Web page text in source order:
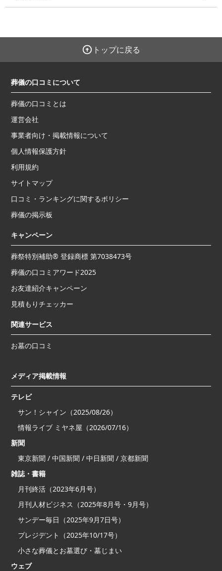
トップに戻る
葬儀の口コミについて
葬儀の口コミとは
運営会社
事業者向け・掲載情報について
個人情報保護方針
利用規約
サイトマップ
口コミ・ランキングに関するポリシー
葬儀の掲示板
キャンペーン
葬祭特別補助® 登録商標 第7038473号
葬儀の口コミアワード2025
お友達紹介キャンペーン
見積もりチェッカー
関連サービス
お墓の口コミ
メディア掲載情報
テレビ
サン！シャイン（2025/08/26）
情報ライブ ミヤネ屋（2026/07/16）
新聞
東京新聞 / 中国新聞 / 中日新聞 / 京都新聞
雑誌・書籍
月刊終活（2023年6月号）
月刊人材ビジネス（2025年8月号・9月号）
サンデー毎日（2025年9月7日号）
プレジデント（2025年10/17号）
小さな葬儀とお墓選び・墓じまい
ウェブ